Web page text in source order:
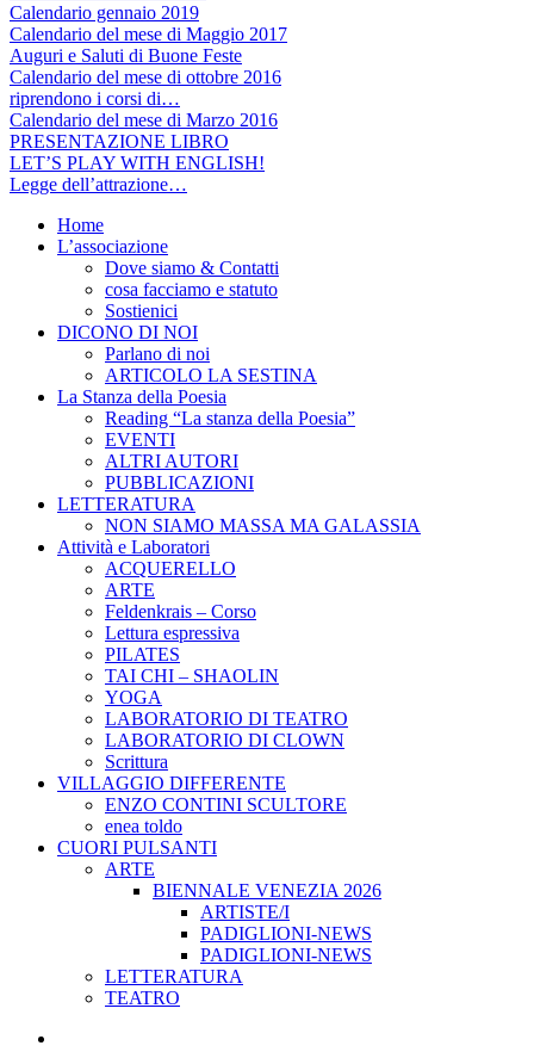
Calendario gennaio 2019
Calendario del mese di Maggio 2017
Auguri e Saluti di Buone Feste
Calendario del mese di ottobre 2016
riprendono i corsi di…
Calendario del mese di Marzo 2016
PRESENTAZIONE LIBRO
LET’S PLAY WITH ENGLISH!
Legge dell’attrazione…
Home
L’associazione
Dove siamo & Contatti
cosa facciamo e statuto
Sostienici
DICONO DI NOI
Parlano di noi
ARTICOLO LA SESTINA
La Stanza della Poesia
Reading “La stanza della Poesia”
EVENTI
ALTRI AUTORI
PUBBLICAZIONI
LETTERATURA
NON SIAMO MASSA MA GALASSIA
Attività e Laboratori
ACQUERELLO
ARTE
Feldenkrais – Corso
Lettura espressiva
PILATES
TAI CHI – SHAOLIN
YOGA
LABORATORIO DI TEATRO
LABORATORIO DI CLOWN
Scrittura
VILLAGGIO DIFFERENTE
ENZO CONTINI SCULTORE
enea toldo
CUORI PULSANTI
ARTE
BIENNALE VENEZIA 2026
ARTISTE/I
PADIGLIONI-NEWS
PADIGLIONI-NEWS
LETTERATURA
TEATRO